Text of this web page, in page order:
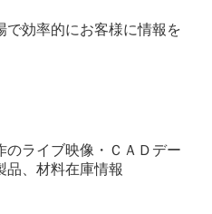
で効率的にお客様に情報を
ライブ映像・ ＣＡＤデー
品、材料在庫情報